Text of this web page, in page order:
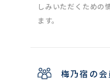
しみいただくための
ます。
梅乃宿の